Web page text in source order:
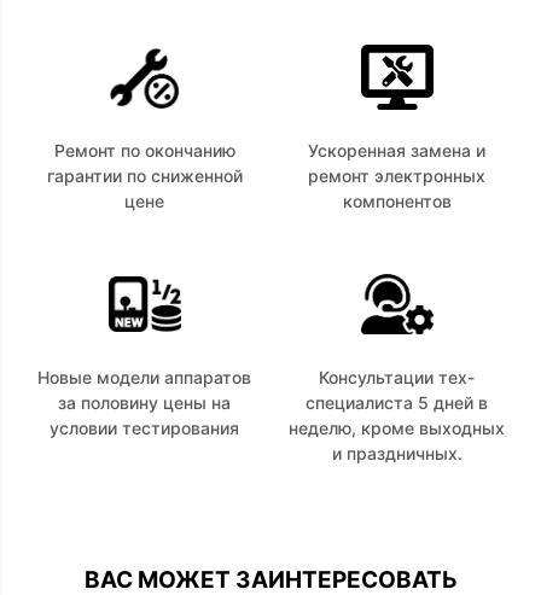
Ремонт по окончанию
гарантии по сниженной
цене
Ускоренная замена и
ремонт электронных
компонентов
Новые модели аппаратов
за половину цены на
условии тестирования
Консультации тех-
специалиста 5 дней в
неделю, кроме выходных
и праздничных.
ВАС МОЖЕТ ЗАИНТЕРЕСОВАТЬ